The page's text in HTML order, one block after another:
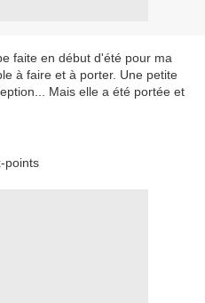
faite en début d'été pour ma
à faire et à porter. Une petite
Mais elle a été portée et
points